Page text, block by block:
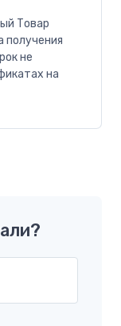
Товар
получения
не
на